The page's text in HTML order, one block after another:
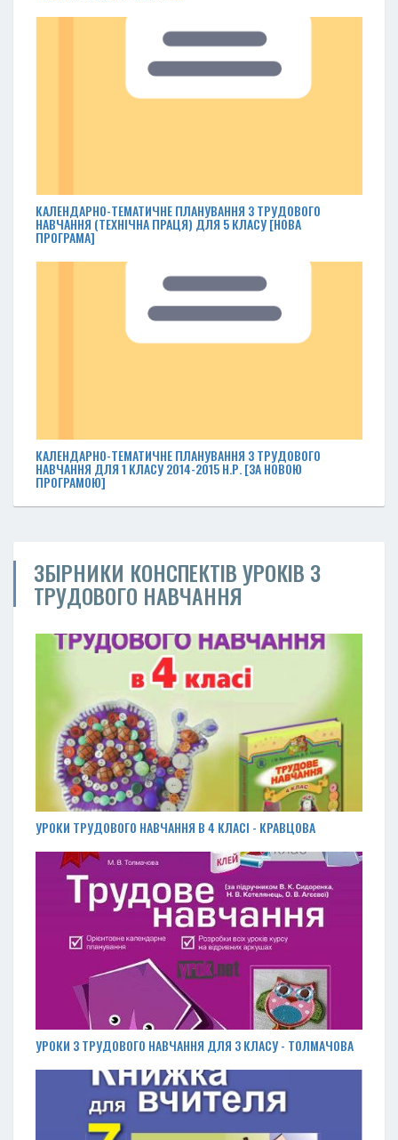
КАЛЕНДАРНО-ТЕМАТИЧНЕ ПЛАНУВАННЯ З ТРУДОВОГО
НАВЧАННЯ (ТЕХНІЧНА ПРАЦЯ) ДЛЯ 5 КЛАСУ [НОВА
ПРОГРАМА]
КАЛЕНДАРНО-ТЕМАТИЧНЕ ПЛАНУВАННЯ З ТРУДОВОГО
НАВЧАННЯ ДЛЯ 1 КЛАСУ 2014-2015 Н.Р. [ЗА НОВОЮ
ПРОГРАМОЮ]
ЗБІРНИКИ КОНСПЕКТІВ УРОКІВ З
ТРУДОВОГО НАВЧАННЯ
УРОКИ ТРУДОВОГО НАВЧАННЯ В 4 КЛАСІ - КРАВЦОВА
УРОКИ З ТРУДОВОГО НАВЧАННЯ ДЛЯ 3 КЛАСУ - ТОЛМАЧОВА